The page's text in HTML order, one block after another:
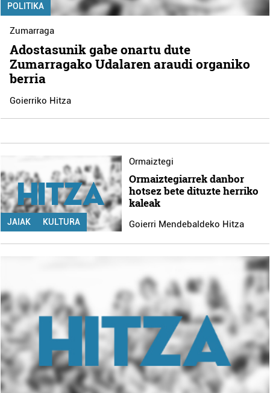
POLITIKA
Zumarraga
Adostasunik gabe onartu dute
Zumarragako Udalaren araudi organiko
berria
Goierriko Hitza
JAIAK KULTURA
Ormaiztegi
Ormaiztegiarrek danbor
hotsez bete dituzte herriko
kaleak
Goierri Mendebaldeko Hitza